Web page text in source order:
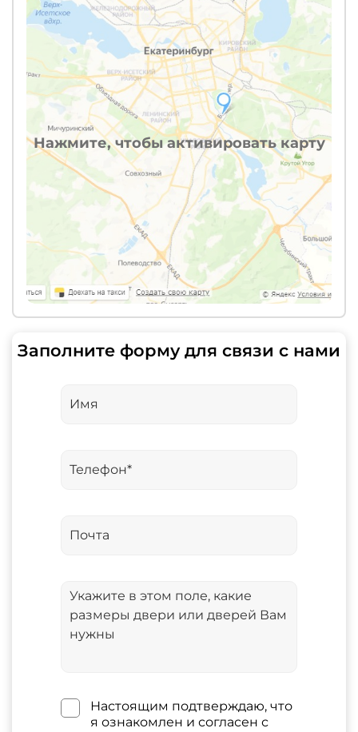
Нажмите, чтобы активировать карту
Заполните форму для связи с нами
Настоящим подтверждаю, что
я ознакомлен и согласен с